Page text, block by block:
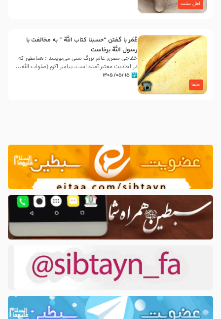
اهل سنت
خلفا
عُمَر با گفتن “حسبنا كتاب اللّه ” به مخالفت با
رسول اللّه برخاست
خفاجی مصری عالم بزرگ سنی می‌نویسد : همانطور که
در احادیث معتبر آمده است، پیامبر اکرم (صلوات اللّه...
۱۵ /۰۵/ ۱۴۰۵